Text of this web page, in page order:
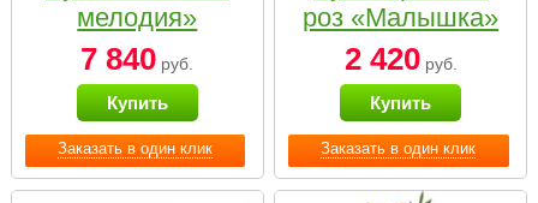
Заказать в один клик
мелодия»
7 840 руб.
Купить
Заказать в один клик
роз «Малышка»
2 420руб.
Купить